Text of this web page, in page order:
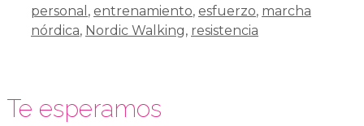
personal , entrenamiento, esfuerzo, marcha
nórdica, Nordic Walking, resistencia
Te esperamos